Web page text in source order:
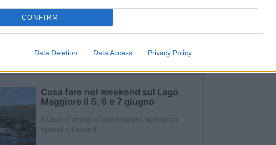
CONFIRM
Data Deletion Data Access Privacy Policy
www.archeologistics.it/
servizi-
famiglia-670.html
ambrosiana.it | +39 3288377206